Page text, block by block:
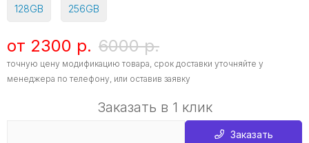
128GB 256GB
от 2300 р. 6000 р.
точную цену модификацию товара, срок доставки уточняйте у
менеджера по телефону, или оставив заявку
Заказать в 1 клик
Заказать